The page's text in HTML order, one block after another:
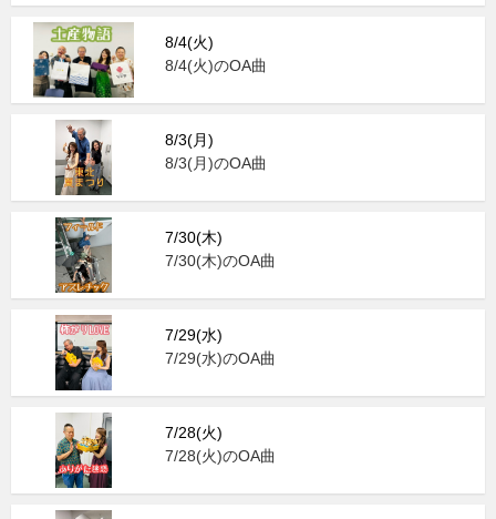
8/4(火)
8/4(火)のOA曲
8/3(月)
8/3(月)のOA曲
7/30(木)
7/30(木)のOA曲
7/29(水)
7/29(水)のOA曲
7/28(火)
7/28(火)のOA曲